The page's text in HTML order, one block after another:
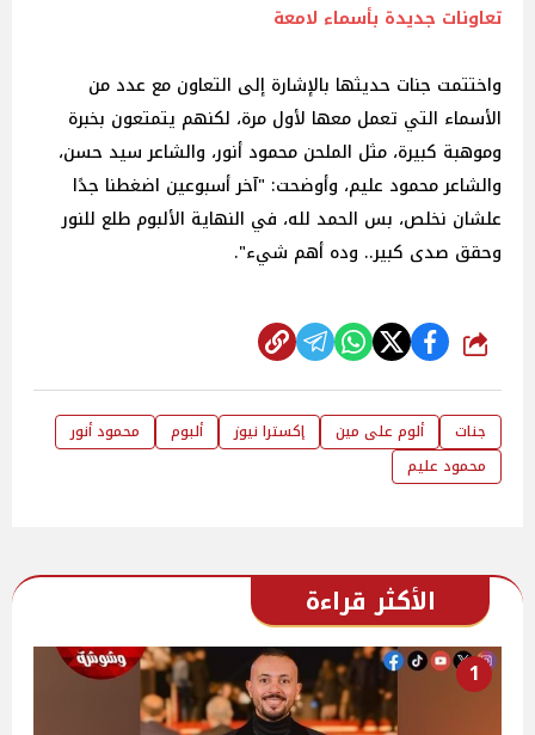
تعاونات جديدة بأسماء لامعة
واختتمت جنات حديثها بالإشارة إلى التعاون مع عدد من
الأسماء التي تعمل معها لأول مرة، لكنهم يتمتعون بخبرة
وموهبة كبيرة، مثل الملحن محمود أنور، والشاعر سيد حسن،
والشاعر محمود عليم، وأوضحت: "آخر أسبوعين اضغطنا جدًا
علشان نخلص، بس الحمد لله، في النهاية الألبوم طلع للنور
وحقق صدى كبير.. وده أهم شيء".
شارك
جنات ألوم على مين إكسترا نيوز ألبوم
محمود أنور
محمود عليم
الأكثر قراءة
1